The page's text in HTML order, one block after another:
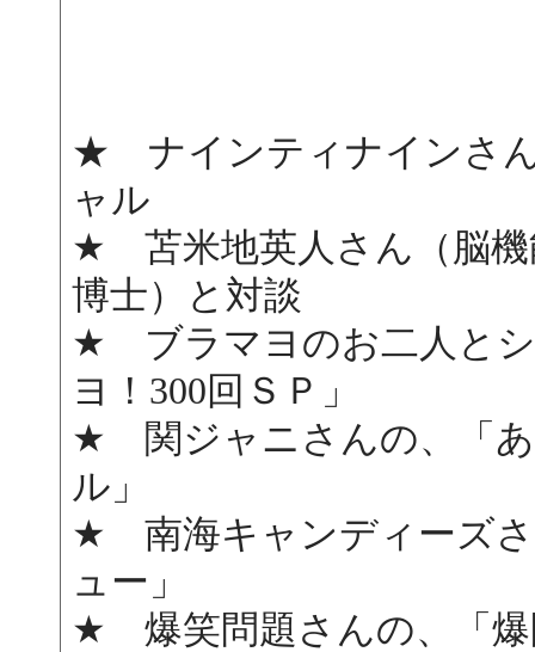
★ ナインティナインさん
ャル
★ 苫米地英人さん（脳機
博士）と対談
★ ブラマヨのお二人と
ヨ！300回ＳＰ」
★ 関ジャニさんの、「あ
ル」
★ 南海キャンディーズ
ュー」
★ 爆笑問題さんの、「爆